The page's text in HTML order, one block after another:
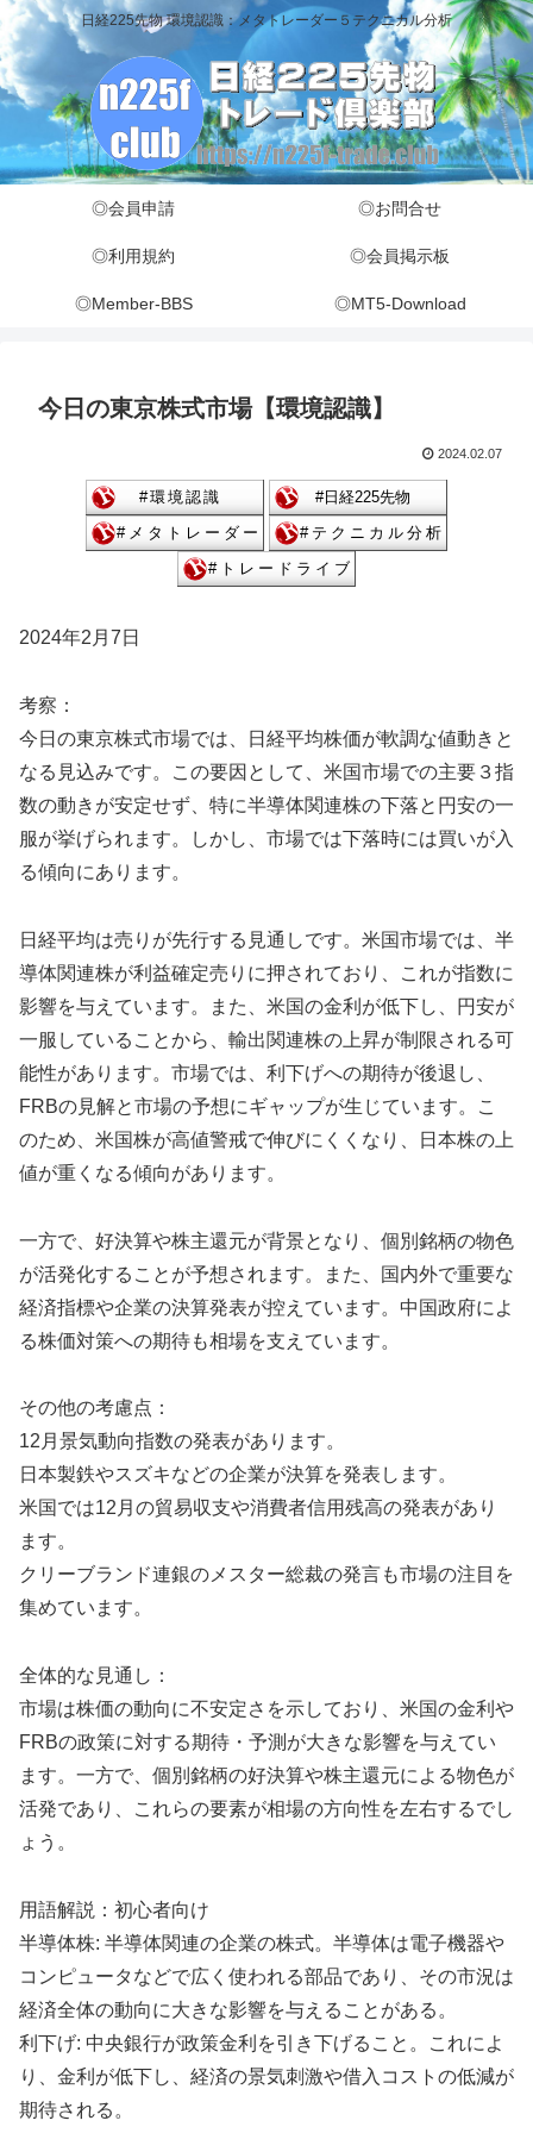
日経225先物 環境認識：メタトレーダー５テクニカル分析
◎会員申請 ◎お問合せ
◎利用規約 ◎会員掲示板
◎Member-BBS ◎MT5-Download
今日の東京株式市場【環境認識】
2024.02.07
2024年2月7日
考察：
今日の東京株式市場では、日経平均株価が軟調な値動きと
なる見込みです。この要因として、米国市場での主要３指
数の動きが安定せず、特に半導体関連株の下落と円安の一
服が挙げられます。しかし、市場では下落時には買いが入
る傾向にあります。
日経平均は売りが先行する見通しです。米国市場では、半
導体関連株が利益確定売りに押されており、これが指数に
影響を与えています。また、米国の金利が低下し、円安が
一服していることから、輸出関連株の上昇が制限される可
能性があります。市場では、利下げへの期待が後退し、
FRBの見解と市場の予想にギャップが生じています。こ
のため、米国株が高値警戒で伸びにくくなり、日本株の上
値が重くなる傾向があります。
一方で、好決算や株主還元が背景となり、個別銘柄の物色
が活発化することが予想されます。また、国内外で重要な
経済指標や企業の決算発表が控えています。中国政府によ
る株価対策への期待も相場を支えています。
その他の考慮点：
12月景気動向指数の発表があります。
日本製鉄やスズキなどの企業が決算を発表します。
米国では12月の貿易収支や消費者信用残高の発表があり
ます。
クリーブランド連銀のメスター総裁の発言も市場の注目を
集めています。
全体的な見通し：
市場は株価の動向に不安定さを示しており、米国の金利や
FRBの政策に対する期待・予測が大きな影響を与えてい
ます。一方で、個別銘柄の好決算や株主還元による物色が
活発であり、これらの要素が相場の方向性を左右するでし
ょう。
用語解説：初心者向け
半導体株: 半導体関連の企業の株式。半導体は電子機器や
コンピュータなどで広く使われる部品であり、その市況は
経済全体の動向に大きな影響を与えることがある。
利下げ: 中央銀行が政策金利を引き下げること。これによ
り、金利が低下し、経済の景気刺激や借入コストの低減が
期待される。